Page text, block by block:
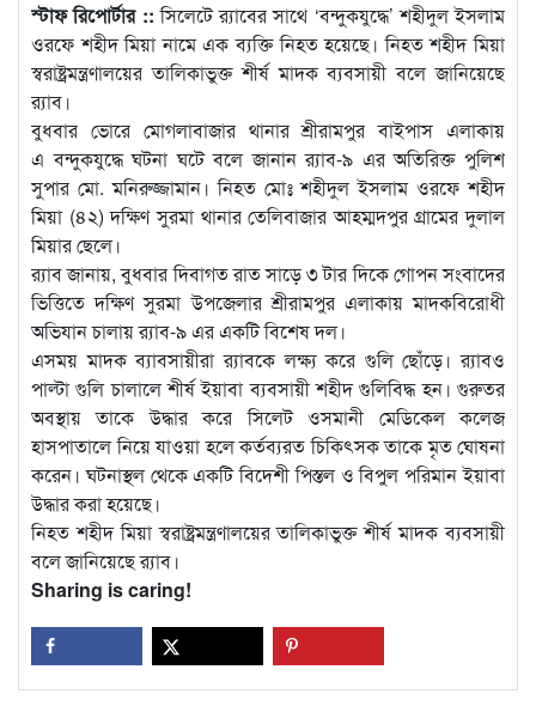
স্টাফ রিপোর্টার :: সিলেটে র‍্যাবের সাথে ‘বন্দুকযুদ্ধে’ শহীদুল ইসলাম
ওরফে শহীদ মিয়া নামে এক ব্যক্তি নিহত হয়েছে। নিহত শহীদ মিয়া
স্বরাষ্ট্রমন্ত্রণালয়ের তালিকাভুক্ত শীর্ষ মাদক ব্যবসায়ী বলে জানিয়েছে
র‍্যাব।
বুধবার ভোরে মোগলাবাজার থানার শ্রীরামপুর বাইপাস এলাকায়
এ বন্দুকযুদ্ধে ঘটনা ঘটে বলে জানান র‍্যাব-৯ এর অতিরিক্ত পুলিশ
সুপার মো. মনিরুজ্জামান। নিহত মোঃ শহীদুল ইসলাম ওরফে শহীদ
মিয়া (৪২) দক্ষিণ সুরমা থানার তেলিবাজার আহম্মদপুর গ্রামের দুলাল
মিয়ার ছেলে।
র‍্যাব জানায়, বুধবার দিবাগত রাত সাড়ে ৩ টার দিকে গোপন সংবাদের
ভিত্তিতে দক্ষিণ সুরমা উপজেলার শ্রীরামপুর এলাকায় মাদকবিরোধী
অভিযান চালায় র‍্যাব-৯ এর একটি বিশেষ দল।
এসময় মাদক ব্যাবসায়ীরা র‍্যাবকে লক্ষ্য করে গুলি ছোঁড়ে। র‍্যাবও
পাল্টা গুলি চালালে শীর্ষ ইয়াবা ব্যবসায়ী শহীদ গুলিবিদ্ধ হন। গুরুতর
অবস্থায় তাকে উদ্ধার করে সিলেট ওসমানী মেডিকেল কলেজ
হাসপাতালে নিয়ে যাওয়া হলে কর্তব্যরত চিকিৎসক তাকে মৃত ঘোষনা
করেন। ঘটনাস্থল থেকে একটি বিদেশী পিস্তল ও বিপুল পরিমান ইয়াবা
উদ্ধার করা হয়েছে।
নিহত শহীদ মিয়া স্বরাষ্ট্রমন্ত্রণালয়ের তালিকাভুক্ত শীর্ষ মাদক ব্যবসায়ী
বলে জানিয়েছে র‍্যাব।
Sharing is caring!